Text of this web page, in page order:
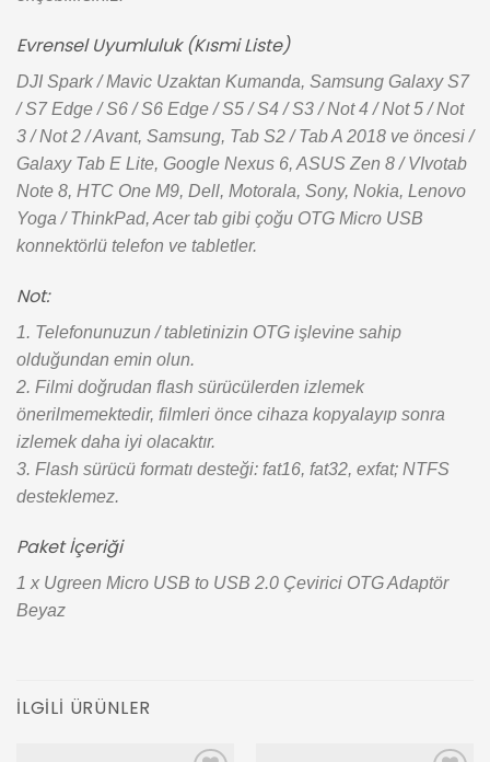
Evrensel Uyumluluk (Kısmi Liste)
DJI Spark / Mavic Uzaktan Kumanda, Samsung Galaxy S7
/ S7 Edge / S6 / S6 Edge / S5 / S4 / S3 / Not 4 / Not 5 / Not
3 / Not 2 / Avant, Samsung, Tab S2 / Tab A 2018 ve öncesi /
Galaxy Tab E Lite, Google Nexus 6, ASUS Zen 8 / VIvotab
Note 8, HTC One M9, Dell, Motorala, Sony, Nokia, Lenovo
Yoga / ThinkPad, Acer tab gibi çoğu OTG Micro USB
konnektörlü telefon ve tabletler.
Not:
1. Telefonunuzun / tabletinizin OTG işlevine sahip
olduğundan emin olun.
2. Filmi doğrudan flash sürücülerden izlemek
önerilmemektedir, filmleri önce cihaza kopyalayıp sonra
izlemek daha iyi olacaktır.
3. Flash sürücü formatı desteği: fat16, fat32, exfat; NTFS
desteklemez.
Paket İçeriği
1 x Ugreen Micro USB to USB 2.0 Çevirici OTG Adaptör
Beyaz
İLGILI ÜRÜNLER